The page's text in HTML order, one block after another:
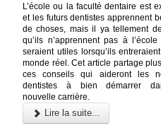
L’école ou la faculté dentaire est
et les futurs dentistes apprennent
de choses, mais il ya tellement
qu’ils n’apprennent pas à
seraient utiles lorsqu’ils
monde réel. Cet article partage
ces conseils qui aideront les
dentistes à bien démarrer
nouvelle carrière.
Lire la suite...